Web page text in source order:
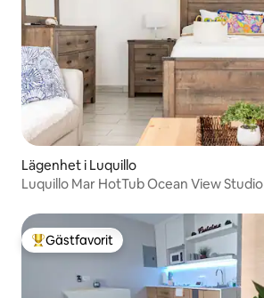
Lägenhet i Luquillo
Luquillo Mar HotTub Ocean View Studio
Populär gästfavorit
Gästfavorit